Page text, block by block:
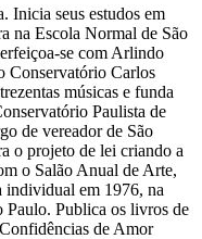
Inicia seus estudos em
na Escola Normal de São
se com Arlindo
Conservatório Carlos
músicas e funda
Paulista de
de vereador de São
o projeto de lei criando a
o Salão Anual de Arte,
individual em 1976, na
Paulo. Publica os livros de
de Amor